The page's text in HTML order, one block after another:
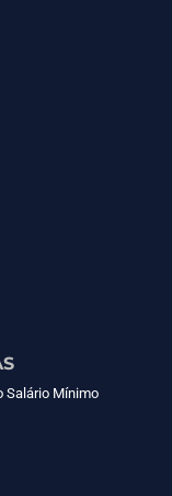
Salário Mínimo